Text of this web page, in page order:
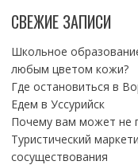
СВЕЖИЕ ЗАПИСИ
Школьное
любым цветом кожи?
Где остановиться в
Едем в Уссурийск
Почему вам может не
Туристический
сосуществования